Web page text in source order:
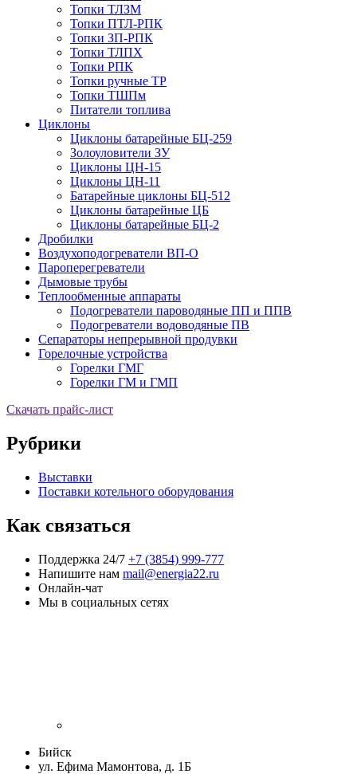
Топки ТЛЗМ
Топки ПТЛ-РПК
Топки ЗП-РПК
Топки ТЛПХ
Топки РПК
Топки ручные ТР
Топки ТШПм
Питатели топлива
Циклоны
Циклоны батарейные БЦ-259
Золоуловители ЗУ
Циклоны ЦН-15
Циклоны ЦН-11
Батарейные циклоны БЦ-512
Циклоны батарейные ЦБ
Циклоны батарейные БЦ-2
Дробилки
Воздухоподогреватели ВП-О
Пароперегреватели
Дымовые трубы
Теплообменные аппараты
Подогреватели пароводяные ПП и ППВ
Подогреватели водоводяные ПВ
Сепараторы непрерывной продувки
Горелочные устройства
Горелки ГМГ
Горелки ГМ и ГМП
Скачать прайс-лист
Рубрики
Выставки
Поставки котельного оборудования
Как связаться
Поддержка 24/7 +7 (3854) 999-777
Напишите нам mail@energia22.ru
Онлайн-чат
Мы в социальных сетях
Бийск
ул. Ефима Мамонтова, д. 1Б